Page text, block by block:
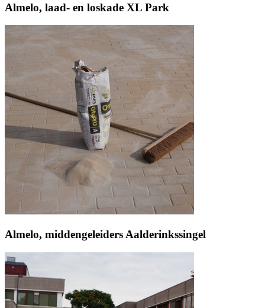
Almelo, laad- en loskade XL Park
Almelo, middengeleiders Aalderinkssingel